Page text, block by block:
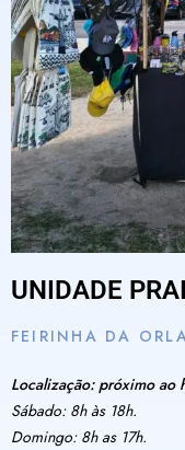
UNIDADE
FEIRINHA DA
Localização: próximo ao
Sábado: 8h às 18h.
Domingo: 8h as 17h.